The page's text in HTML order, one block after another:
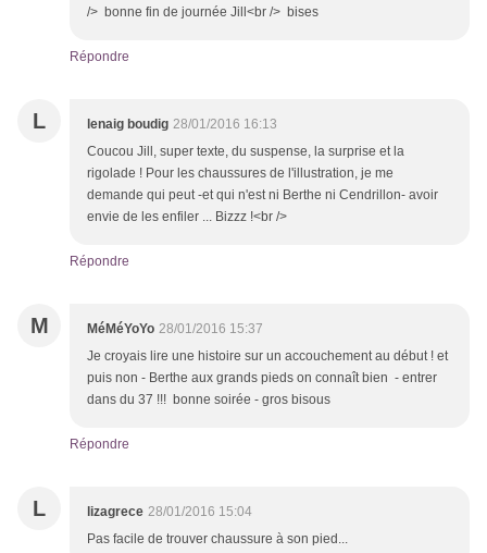
/> bonne fin de journée Jill<br /> bises
Répondre
L lenaig boudig 28/01/2016 16:13
Coucou Jill, super texte, du suspense, la surprise et la
rigolade ! Pour les chaussures de l'illustration, je me
demande qui peut -et qui n'est ni Berthe ni Cendrillon- avoir
envie de les enfiler ... Bizzz !<br />
Répondre
M MéMéYoYo 28/01/2016 15:37
Je croyais lire une histoire sur un accouchement au début ! et
puis non - Berthe aux grands pieds on connaît bien - entrer
dans du 37 !!! bonne soirée - gros bisous
Répondre
L lizagrece 28/01/2016 15:04
Pas facile de trouver chaussure à son pied...